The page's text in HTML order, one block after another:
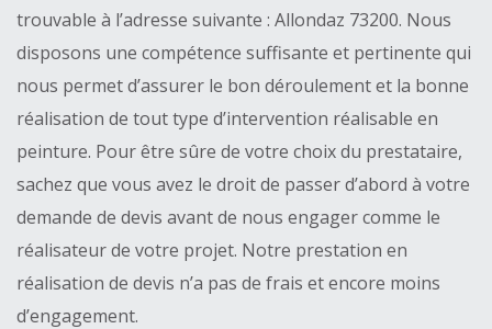
trouvable à l’adresse suivante : Allondaz 73200. Nous
disposons une compétence suffisante et pertinente qui
nous permet d’assurer le bon déroulement et la bonne
réalisation de tout type d’intervention réalisable en
peinture. Pour être sûre de votre choix du prestataire,
sachez que vous avez le droit de passer d’abord à votre
demande de devis avant de nous engager comme le
réalisateur de votre projet. Notre prestation en
réalisation de devis n’a pas de frais et encore moins
d’engagement.